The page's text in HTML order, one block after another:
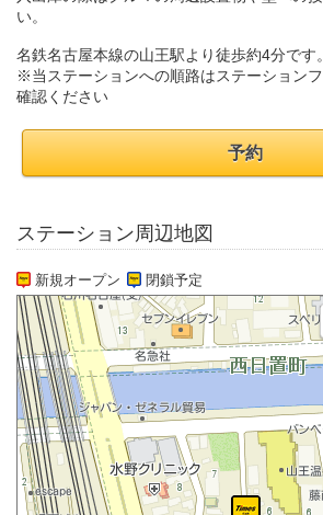
い。
名鉄名古屋本線の山王駅より徒歩約4分です。
※当ステーションへの順路はステーション
確認ください
予約
ステーション周辺地図
新規オープン 閉鎖予定